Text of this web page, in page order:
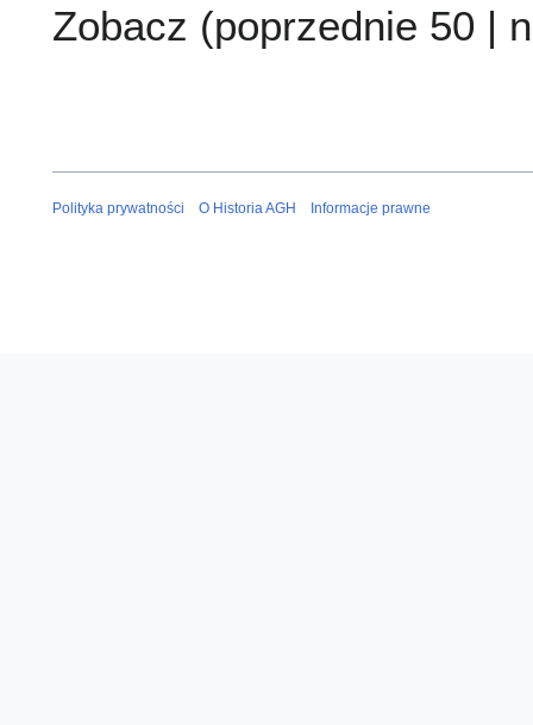
Zobacz (poprzednie 50 |
Polityka prywatności O Historia AGH Informacje prawne